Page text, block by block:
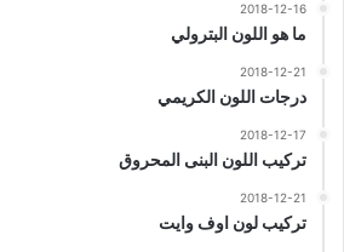
2018-12-16
ما هو اللون البترولي
2018-12-21
درجات اللون الكريمي
2018-12-17
تركيب اللون البنى المحروق
2018-12-21
تركيب لون اوف وايت